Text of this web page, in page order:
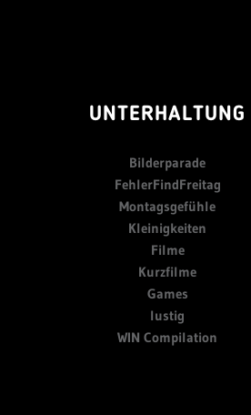
UNTERHALTUNG
Bilderparade
FehlerFindFreitag
Montagsgefühle
Kleinigkeiten
Filme
Kurzfilme
Games
lustig
WIN Compilation